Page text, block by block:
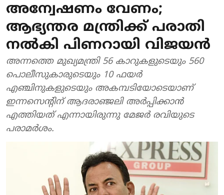
അന്വേഷണം വേണം;
ആഭ്യന്തര മന്ത്രിക്ക് പരാതി
നല്‍കി പിണറായി വിജയന്‍
അന്നത്തെ മുഖ്യമന്ത്രി 56 കാറുകളുടെയും 560
പൊലീസുകാരുടെയും 10 ഫയര്‍
എഞ്ചിനുകളുടെയും അകമ്പടിയോടെയാണ്
ഇന്നസെന്റിന് ആദരാഞ്ജലി അര്‍പ്പിക്കാന്‍
എത്തിയത് എന്നായിരുന്നു മേജര്‍ രവിയുടെ
പരാമര്‍ശം.